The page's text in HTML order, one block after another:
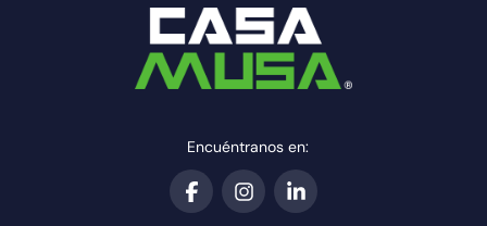
Encuéntranos en: